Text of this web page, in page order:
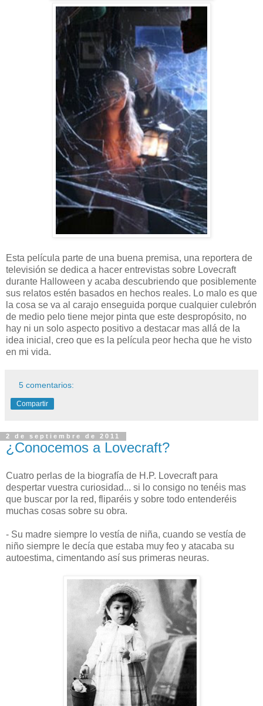
Esta película parte de una buena premisa, una reportera de
televisión se dedica a hacer entrevistas sobre Lovecraft
durante Halloween y acaba descubriendo que posiblemente
sus relatos estén basados en hechos reales. Lo malo es que
la cosa se va al carajo enseguida porque cualquier culebrón
de medio pelo tiene mejor pinta que este despropósito, no
hay ni un solo aspecto positivo a destacar mas allá de la
idea inicial, creo que es la película peor hecha que he visto
en mi vida.
5 comentarios:
Compartir
2 de septiembre de 2011
¿Conocemos a Lovecraft?
Cuatro perlas de la biografía de H.P. Lovecraft para
despertar vuestra curiosidad... si lo consigo no tenéis mas
que buscar por la red, fliparéis y sobre todo entenderéis
muchas cosas sobre su obra.
- Su madre siempre lo vestía de niña, cuando se vestía de
niño siempre le decía que estaba muy feo y atacaba su
autoestima, cimentando así sus primeras neuras.